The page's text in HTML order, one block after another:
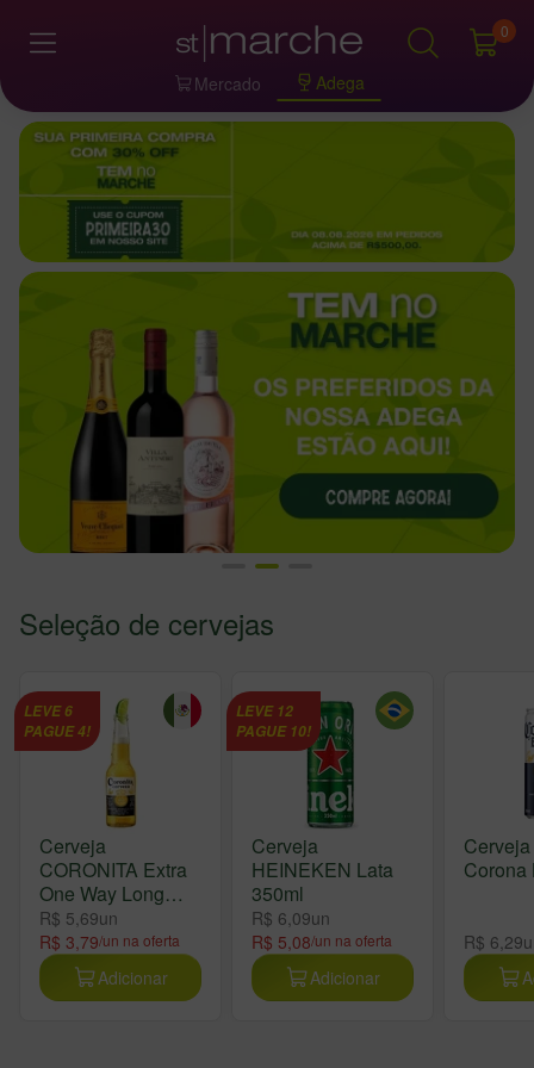
Mercado Adega
0
Seleção de cervejas
LEVE 6
PAGUE 4!
Cerveja
CORONITA Extra
One Way Long
Neck 210ml
R$ 5,69un
R$ 3,79/un na oferta
Adicionar
LEVE 12
PAGUE 10!
Cerveja
HEINEKEN Lata
350ml
R$ 6,09un
R$ 5,08/un na oferta
Adicionar
Corona
R$ 6,29